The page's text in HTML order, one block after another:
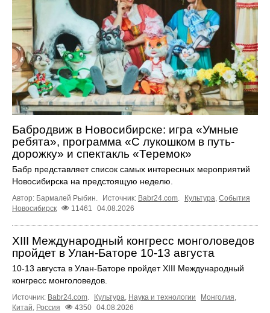
Бабродвиж в Новосибирске: игра «Умные
ребята», программа «С лукошком в путь-
дорожку» и спектакль «Теремок»
Бабр представляет список самых интересных мероприятий
Новосибирска на предстоящую неделю.
Автор: Бармалей Рыбин. Источник: Babr24.com Культура События
Новосибирск
11461 04.08.2026
XIII Международный конгресс монголоведов
пройдет в Улан-Баторе 10-13 августа
10-13 августа в Улан-Баторе пройдет XIII Международный
конгресс монголоведов.
Источник: Babr24.com Культура Наука и технологии Монголия
Китай, Россия 4350 04.08.2026